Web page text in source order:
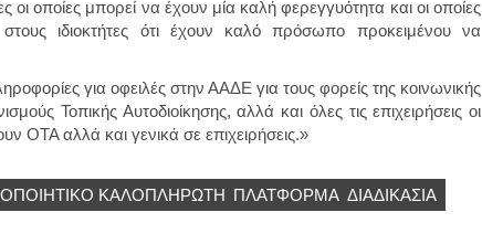
οι οποίες μπορεί να έχουν μία καλή φερεγγυότητα και οι οποίες
ιδιοκτήτες ότι έχουν καλό πρόσωπο προκειμένου να
για οφειλές στην ΑΑΔΕ για τους φορείς της κοινωνικής
Τοπικής Αυτοδιοίκησης, αλλά και όλες τις επιχειρήσεις οι
ΟΤΑ αλλά και γενικά σε επιχειρήσεις.»
ΚΑΛΟΠΛΗΡΩΤΉ ΠΛΑΤΦΟΡΜΑ ΔΙΑΔΙΚΑΣΙΑ